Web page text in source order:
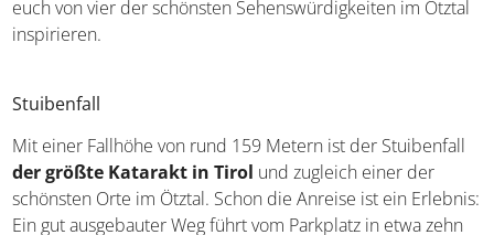
Zwischen den Gipfeln und Senken der Region verbergen
sich Naturwunder, historische Stätten und Kulturschätze,
Lasst euch von vier der schönsten Sehenswürdigkeiten im
Stuibenfall